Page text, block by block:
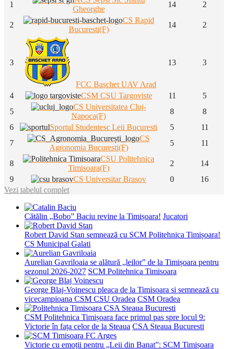
1
Gheorghe
14 2
2
CS Rapid
Bucuresti(F)
14 2
3
FCC Baschet UAV Arad
13 3
4 CSM CSU Targoviste 11
5
5
CS Universitatea Cluj-
Napoca(F)
8
8
6
Sportul Studentesc Leii Bucuresti 5
11
7
CS
Agronomia Bucuresti(F)
5 11
8
CSU Politehnica
Timisoara(F)
2
14
9
CS Universitar Brasov 0
16
Vezi tabelul complet
Cătălin „Bobo” Baciu revine la Timișoara! Jucatori
Robert David Stan semnează cu SCM Politehnica Timișoara!
CS Municipal Galati
Aurelian Gavriloaia se alătură „leilor” de la Timișoara pentru
sezonul 2026-2027 SCM Politehnica Timisoara
George Blaj-Voinescu pleaca de la Timisoara si semnează cu
vicecampioana CSM CSU Oradea CSM Oradea
CSM Politehnica Timișoara face primul pas spre locul 9:
Victorie în fața celor de la Steaua CSA Steaua Bucuresti
Victorie cu emoții pentru „Leii din Banat”: SCM Timișoara